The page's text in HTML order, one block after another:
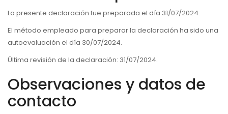
La presente declaración fue preparada el día 31/07/2024.
El método empleado para preparar la declaración ha sido una
autoevaluación el día 30/07/2024.
Última revisión de la declaración: 31/07/2024.
Observaciones y datos de
contacto